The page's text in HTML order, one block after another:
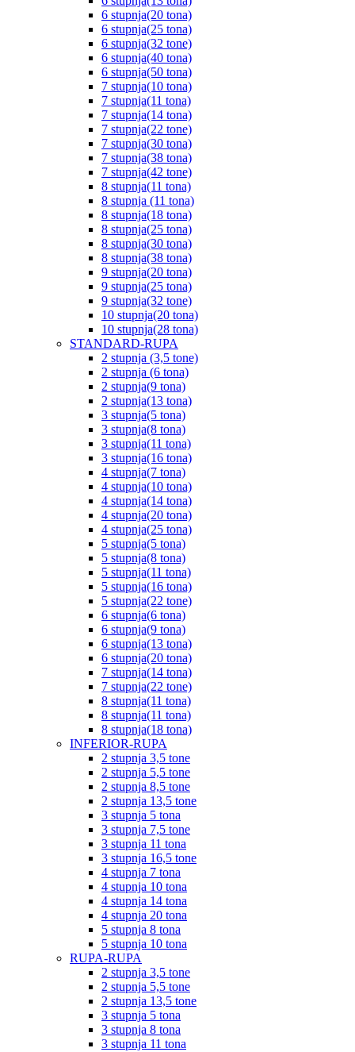
6 stupnja(20 tona)
6 stupnja(25 tona)
6 stupnja(32 tone)
6 stupnja(40 tona)
6 stupnja(50 tona)
7 stupnja(10 tona)
7 stupnja(11 tona)
7 stupnja(14 tona)
7 stupnja(22 tone)
7 stupnja(30 tona)
7 stupnja(38 tona)
7 stupnja(42 tone)
8 stupnja(11 tona)
8 stupnja (11 tona)
8 stupnja(18 tona)
8 stupnja(25 tona)
8 stupnja(30 tona)
8 stupnja(38 tona)
9 stupnja(20 tona)
9 stupnja(25 tona)
9 stupnja(32 tone)
10 stupnja(20 tona)
10 stupnja(28 tona)
STANDARD-RUPA
2 stupnja (3,5 tone)
2 stupnja (6 tona)
2 stupnja(9 tona)
2 stupnja(13 tona)
3 stupnja(5 tona)
3 stupnja(8 tona)
3 stupnja(11 tona)
3 stupnja(16 tona)
4 stupnja(7 tona)
4 stupnja(10 tona)
4 stupnja(14 tona)
4 stupnja(20 tona)
4 stupnja(25 tona)
5 stupnja(5 tona)
5 stupnja(8 tona)
5 stupnja(11 tona)
5 stupnja(16 tona)
5 stupnja(22 tone)
6 stupnja(6 tona)
6 stupnja(9 tona)
6 stupnja(13 tona)
6 stupnja(20 tona)
7 stupnja(14 tona)
7 stupnja(22 tone)
8 stupnja(11 tona)
8 stupnja(11 tona)
8 stupnja(18 tona)
INFERIOR-RUPA
2 stupnja 3,5 tone
2 stupnja 5,5 tone
2 stupnja 8,5 tone
2 stupnja 13,5 tone
3 stupnja 5 tona
3 stupnja 7,5 tone
3 stupnja 11 tona
3 stupnja 16,5 tone
4 stupnja 7 tona
4 stupnja 10 tona
4 stupnja 14 tona
4 stupnja 20 tona
5 stupnja 8 tona
5 stupnja 10 tona
RUPA-RUPA
2 stupnja 3,5 tone
2 stupnja 5,5 tone
2 stupnja 13,5 tone
3 stupnja 5 tona
3 stupnja 8 tona
3 stupnja 11 tona